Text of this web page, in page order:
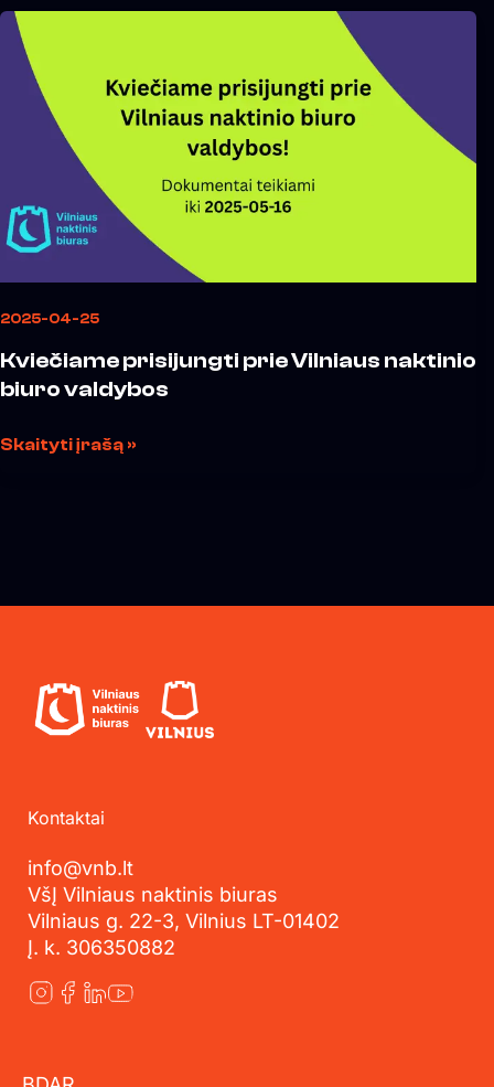
2025-04-25
Kviečiame prisijungti prie Vilniaus naktinio
biuro valdybos
prisijungti
prie
Vilniaus
naktinio
valdybos
Skaityti įrašą »
Kontaktai
info@vnb.lt
VšĮ Vilniaus naktinis biuras
Vilniaus g. 22-3, Vilnius LT-01402
Į. k. 306350882